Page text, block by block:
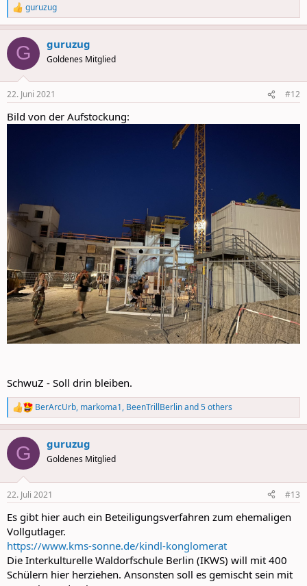
R
e
a
c
i
s
guruzug
G guruzug
Goldenes Mitglied
22. Juni 2021 #12
Bild von der Aufstockung:
SchwuZ - Soll drin bleiben.
R
e
a
c
i
s
BerArcUrb, markoma1, BeenTrillBerlinand 5 others
G guruzug
Goldenes Mitglied
22. Juli 2021 #13
Es gibt hier auch ein Beteiligungsverfahren zum ehemaligen
Vollgutlager.
https://www.kms-sonne.de/kindl-konglomerat
Die Interkulturelle Waldorfschule Berlin (IKWS) will mit 400
Schülern hier herziehen. Ansonsten soll es gemischt sein mit